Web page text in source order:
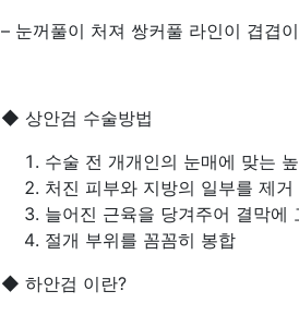
– 눈꺼풀이 처져 쌍커풀 라인이 겹겹
◆ 상안검 수술방법
수술 전 개개인의 눈매에 맞는
처진 피부와 지방의 일부를 제거
늘어진 근육을 당겨주어 결막에
절개 부위를 꼼꼼히 봉합
◆ 하안검 이란?